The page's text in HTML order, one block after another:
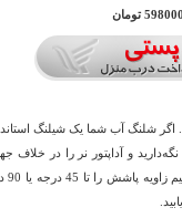
598000 تومان
اگر شلنگ آب شما یک شیلنگ
را نگه‌دارید و آداپتور نر را در